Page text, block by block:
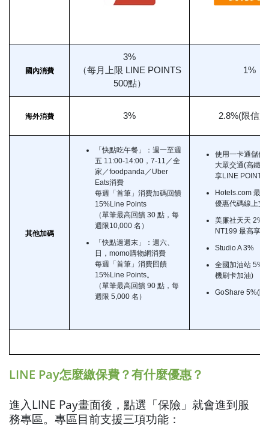
國內消費
3%
（每月上限 LINE POINTS
500點）
1%
海外消費 3% 2.8%(限信
其他加碼
「快點吃午餐」：週一至週
五 11:00-14:00，7-11／全
家／foodpanda／Uber
Eats消費
每週「首筆」消費加碼回饋
15%Line Points
（單筆最高回饋 30 點，每
週限10,000 名）
「快點過週末」：週六、
日，momo購物網消費
每週「首筆」消費回饋
15%Line Points。
（單筆最高回饋 90 點，每
週限 5,000 名）
使用一卡通儲值
大眾交通(高鐵
享LINE POINTS
Hotels.com 最
優惠代碼線上支
美廉社天天 2%
NT199 最高享
Studio A 3%
全國加油站 5%(
機刷卡加油)
GoShare 5%(限
LINE Pay怎麼繳保費？有什麼優惠？
進入LINE Pay畫面後，點選「保險」就會進到服
務專區。專區目前支援三項功能：